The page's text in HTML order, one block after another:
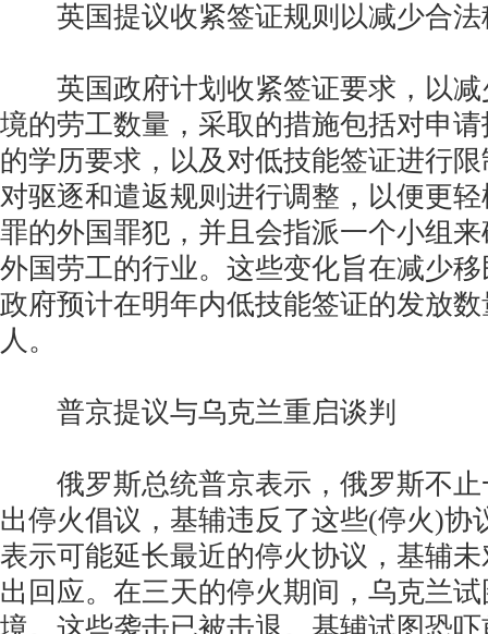
英国提议收紧签证规则以减少合法
英国政府计划收紧签证要求，以减
境的劳工数量，采取的措施包括对申
的学历要求，以及对低技能签证进行
对驱逐和遣返规则进行调整，以便更
罪的外国罪犯，并且会指派一个小组
外国劳工的行业。这些变化旨在减少
政府预计在明年内低技能签证的发放
人。
普京提议与乌克兰重启谈判
俄罗斯总统普京表示，俄罗斯不止
出停火倡议，基辅违反了这些(停火)协
表示可能延长最近的停火协议，基辅
出回应。在三天的停火期间，乌克兰